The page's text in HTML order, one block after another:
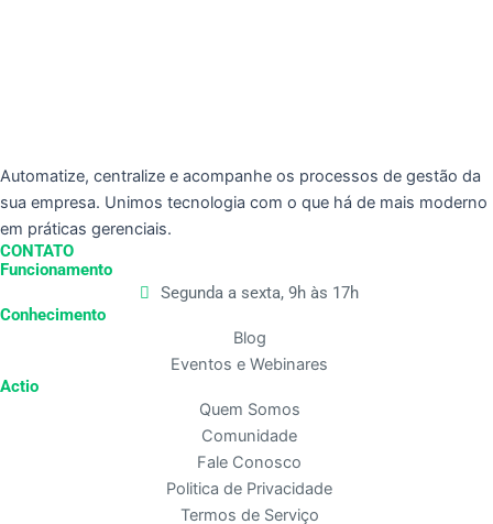
Automatize, centralize e acompanhe os processos de gestão da
sua empresa. Unimos tecnologia com o que há de mais moderno
em práticas gerenciais.
CONTATO
Funcionamento
Segunda a sexta, 9h às 17h
Conhecimento
Blog
Eventos e Webinares
Actio
Quem Somos
Comunidade
Fale Conosco
Politica de Privacidade
Termos de Serviço